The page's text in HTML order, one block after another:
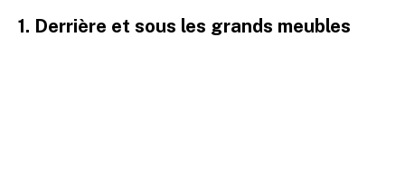
1. Derrière et sous les grands meubles